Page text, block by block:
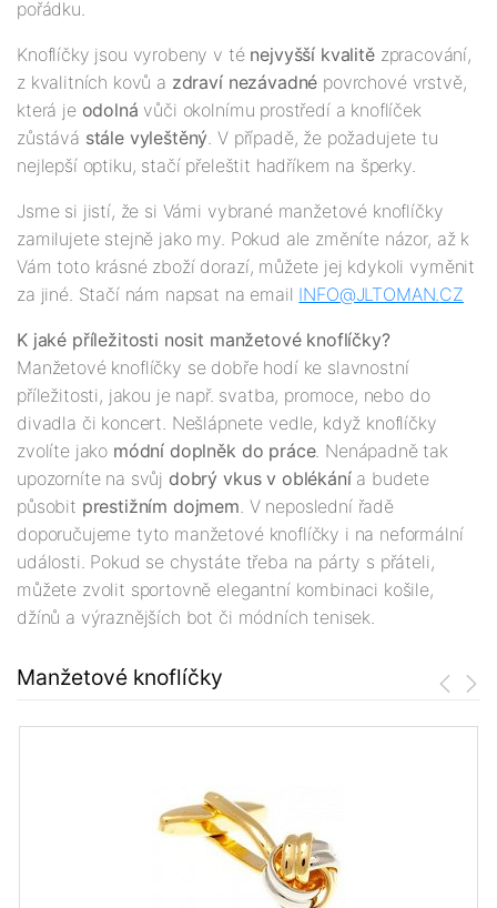
pořádku.
Knoflíčky jsou vyrobeny v té nejvyšší kvalitězpracování,
z kvalitních kovů a zdraví nezávadné povrchové vrstvě,
která je odolná vůči okolnímu prostředí a knoflíček
zůstává stále vyleštěný. V případě, že požadujete tu
nejlepší optiku, stačí přeleštit hadříkem na šperky.
Jsme si jistí, že si Vámi vybrané manžetové knoflíčky
zamilujete stejně jako my. Pokud ale změníte názor, až k
Vám toto krásné zboží dorazí, můžete jej kdykoli vyměnit
za jiné. Stačí nám napsat na email INFO@JLTOMAN.CZ
K jaké příležitosti nosit manžetové knoflíčky?
Manžetové knoflíčky se dobře hodí ke slavnostní
příležitosti, jakou je např. svatba, promoce, nebo do
divadla či koncert. Nešlápnete vedle, když knoflíčky
zvolíte jako módní doplněk do práce. Nenápadně tak
upozorníte na svůj dobrý vkus v oblékánía budete
působit prestižním dojmem. V neposlední řadě
doporučujeme tyto manžetové knoflíčky i na neformální
události. Pokud se chystáte třeba na párty s přáteli,
můžete zvolit sportovně elegantní kombinaci košile,
džínů a výraznějších bot či módních tenisek.
Manžetové knoflíčky